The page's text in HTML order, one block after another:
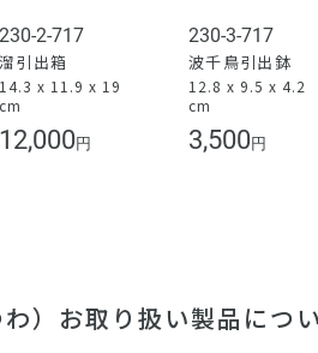
230-2-717
溜引出箱
14.3 x 11.9 x 19
cm
12,000 円
230-3-717
波千鳥引出鉢
12.8 x 9.5 x 4.2
cm
3,500 円
）お取り扱い製品につ